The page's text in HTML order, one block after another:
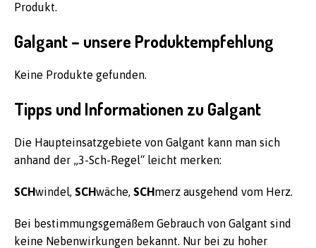
Produkt.
Galgant – unsere Produktempfehlung
Keine Produkte gefunden.
Tipps und Informationen zu Galgant
Die Haupteinsatzgebiete von Galgant kann man sich
anhand der „3-Sch-Regel“ leicht merken:
SCHwindel, SCHwäche, SCHmerz ausgehend vom Herz.
Bei bestimmungsgemäßem Gebrauch von Galgant sind
keine Nebenwirkungen bekannt. Nur bei zu hoher